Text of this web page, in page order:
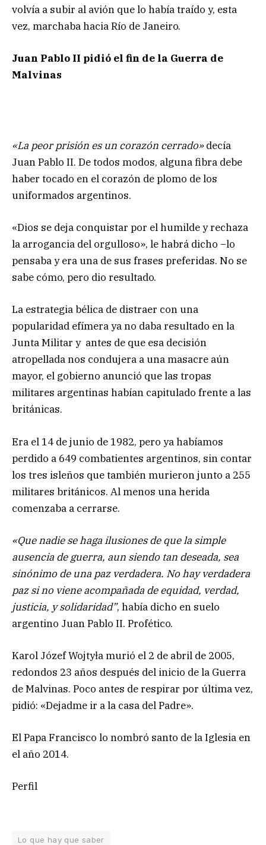
volvía a subir al avión que lo había traído y, esta
vez, marchaba hacia Río de Janeiro.
Juan Pablo II pidió el fin de la Guerra de
Malvinas
«La peor prisión es un corazón cerrado»decía
Juan Pablo II. De todos modos, alguna fibra debe
haber tocado en el corazón de plomo de los
uniformados argentinos.
«Dios se deja conquistar por el humilde y rechaza
la arrogancia del orgulloso», le habrá dicho –lo
pensaba y era una de sus frases preferidas. No se
sabe cómo, pero dio resultado.
La estrategia bélica de distraer con una
popularidad efímera ya no daba resultado en la
Junta Militar y antes de que esa decisión
atropellada nos condujera a una masacre aún
mayor, el gobierno anunció que las tropas
militares argentinas habían capitulado frente a las
británicas.
Era el 14 de junio de 1982, pero ya habíamos
perdido a 649 combatientes argentinos, sin contar
los tres isleños que también murieron junto a 255
militares británicos. Al menos una herida
comenzaba a cerrarse.
«Que nadie se haga ilusiones de que la simple
ausencia de guerra, aun siendo tan deseada, sea
sinónimo de una paz verdadera. No hay verdadera
paz si no viene acompañada de equidad, verdad,
justicia, y solidaridad”, había dicho en suelo
argentino Juan Pablo II. Profético.
Karol Józef Wojtyła murió el 2 de abril de 2005,
redondos 23 años después del inicio de la Guerra
de Malvinas. Poco antes de respirar por última vez,
pidió: «Dejadme ir a la casa del Padre».
El Papa Francisco lo nombró santo de la Iglesia en
el año 2014.
Perfil
Lo que hay que saber